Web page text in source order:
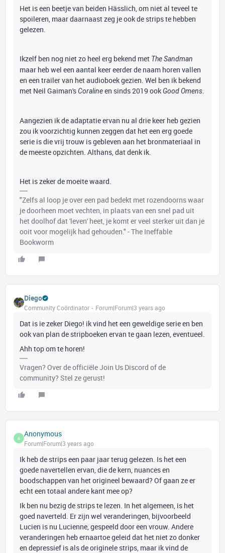
Het is een beetje van beiden Hässlich, om niet al teveel te
spoileren, maar daarnaast zeg je ook de strips te hebben
gelezen.
Ikzelf ben nog niet zo heel erg bekend met The Sandman
maar heb wel een aantal keer eerder de naam horen vallen
en een trailer van het audioboek gezien. Wel ben ik bekend
met Neil Gaiman'sCoralineen sinds 2019 ookGood Omens.
Aangezien ik de adaptatie ervan nu al drie keer heb gezien
zou ik voorzichtig kunnen zeggen dat het een erg goede
serie is die vrij trouw is gebleven aan het bronmateriaal in
de meeste opzichten. Althans, dat denk ik.
Het is zeker de moeite waard.
"Zelfs al loop je over een pad bedekt met rozendoorns waar
je doorheen moet vechten, in plaats van een snel pad uit
het doolhof dat 'leven' heet, je komt er veel sterker uit dan je
ooit voor mogelijk had gehouden." - The Ineffable
Bookworm
Diego
Community Coördinator Forum|Forum|3 years ago
Dat is ie zeker Diego! ik vind het een geweldige serie en ben
ook van plan de stripboeken ervan te gaan lezen, eventueel.
Ahh top om te horen!
Vragen? Over de officiële Join Us Discord of de
community? Stel ze gerust!
A Anonymous
Forum|Forum|3 years ago
Ik heb de strips een paar jaar terug gelezen. Is het een
goede navertellen ervan, die de kern, nuances en
boodschappen van het origineel bewaard? Of gaan ze er
echt een totaal andere kant mee op?
Ik ben nu bezig de strips te lezen. In het algemeen, is het
goed naverteld. Er zijn wel veranderingen, bijvoorbeeld
Lucien is nu Lucienne, gespeeld door een vrouw. Andere
veranderingen heb ernaartoe geleid dat het niet zo donker
en depressief is als de originele strips, maar ik vind de